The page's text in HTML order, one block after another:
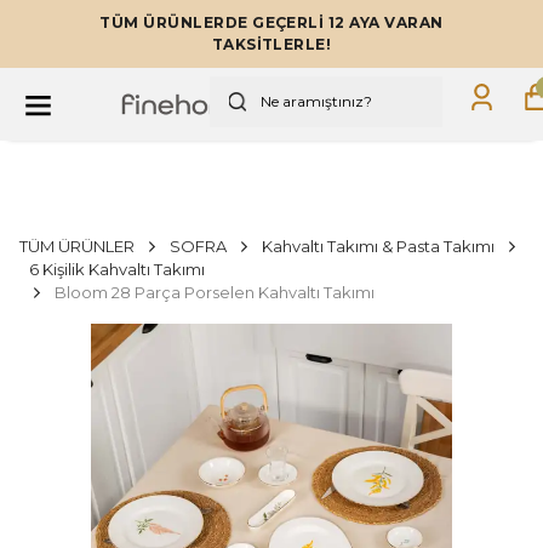
TÜM ÜRÜNLERDE GEÇERLİ 12 AYA VARAN
TAKSİTLERLE!
TÜM ÜRÜNLER SOFRA
Kahvaltı Takımı & Pasta Takımı
6 Kişilik Kahvaltı Takımı
Bloom 28 Parça Porselen Kahvaltı Takımı